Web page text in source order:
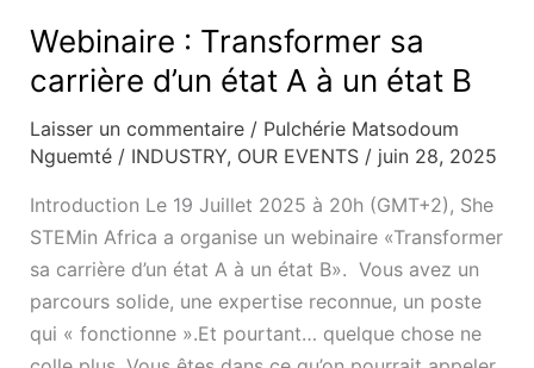
Webinaire : Transformer sa
carrière d’un état A à un état B
Laisser un commentaire / Pulchérie Matsodoum
Nguemté / INDUSTRY, OUR EVENTS/ juin 28, 2025
Introduction Le 19 Juillet 2025 à 20h (GMT+2), She
STEMin Africa a organise un webinaire «Transformer
sa carrière d’un état A à un état B». Vous avez un
parcours solide, une expertise reconnue, un poste
qui « fonctionne ».Et pourtant… quelque chose ne